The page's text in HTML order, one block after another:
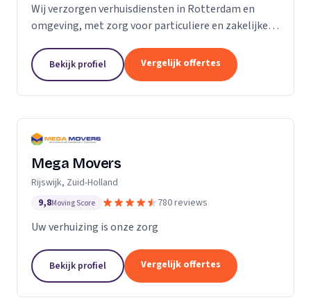
Wij verzorgen verhuisdiensten in Rotterdam en
omgeving, met zorg voor particuliere en zakelijke
Bekijk profiel Vergelijk offertes
Mega Movers
Rijswijk, Zuid-Holland
9,8Moving Score 780 reviews
Uw verhuizing is onze zorg
Bekijk profiel Vergelijk offertes